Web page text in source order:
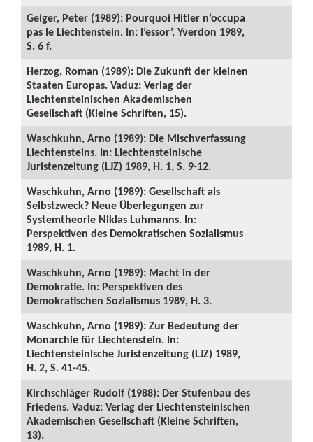
Geiger, Peter (1989): Pourquoi Hitler n’occupa
pas le Liechtenstein. In: l’essor’, Yverdon 1989,
S. 6 f.
Herzog, Roman (1989): Die Zukunft der kleinen
Staaten Europas. Vaduz: Verlag der
Liechtensteinischen Akademischen
Gesellschaft (Kleine Schriften, 15).
Waschkuhn, Arno (1989): Die Mischverfassung
Liechtensteins. In: Liechtensteinische
Juristenzeitung (LJZ) 1989, H. 1, S. 9-12.
Waschkuhn, Arno (1989): Gesellschaft als
Selbstzweck? Neue Überlegungen zur
Systemtheorie Niklas Luhmanns. In:
Perspektiven des Demokratischen Sozialismus
1989, H. 1.
Waschkuhn, Arno (1989): Macht in der
Demokratie. In: Perspektiven des
Demokratischen Sozialismus 1989, H. 3.
Waschkuhn, Arno (1989): Zur Bedeutung der
Monarchie für Liechtenstein. In:
Liechtensteinische Juristenzeitung (LJZ) 1989,
H. 2, S. 41-45.
Kirchschläger Rudolf (1988): Der Stufenbau des
Friedens. Vaduz: Verlag der Liechtensteinischen
Akademischen Gesellschaft (Kleine Schriften,
13).